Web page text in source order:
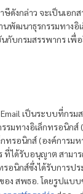
ษีดังกล่าว จะเป็นเอ
นพัฒนาธุรกรรมทางอิ
กับกรมสรรพากร เพื่
เป็นระบบที่กรม
รมทางอิเล็กทรอนิก
ทรอนิกส์ (องค์การม
ที่ได้รับอนุญาต สามา
อนิกส์ซึ่งได้รับการปร
อง สพธอ. โดยรูปแบ